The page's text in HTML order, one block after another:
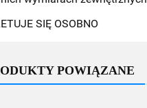
SIĘ OSOBNO
POWIĄZANE